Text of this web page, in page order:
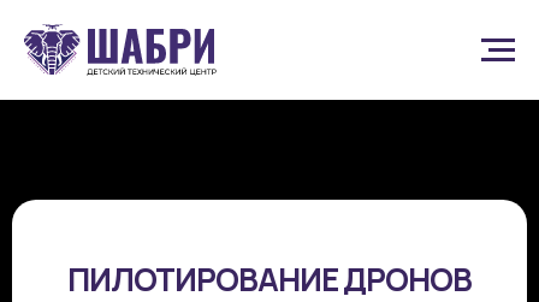
ПИЛОТИРОВАНИЕ ДРОНОВ